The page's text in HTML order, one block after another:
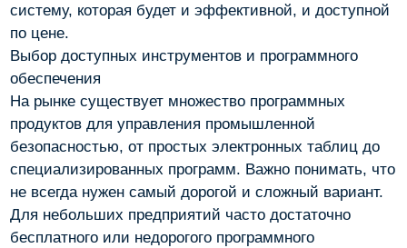
систему, которая будет и эффективной, и доступной
по цене.
Выбор доступных инструментов и программного
обеспечения
На рынке существует множество программных
продуктов для управления промышленной
безопасностью, от простых электронных таблиц до
специализированных программ. Важно понимать, что
не всегда нужен самый дорогой и сложный вариант.
Для небольших предприятий часто достаточно
бесплатного или недорогого программного